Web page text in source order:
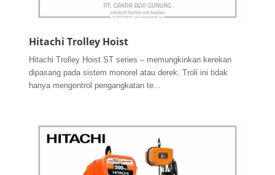
Hitachi Trolley Hoist
Hitachi Trolley Hoist ST series – memungkinkan kerekan
dipasang pada sistem monorel atau derek. Troli ini tidak
hanya mengontrol pengangkatan te...